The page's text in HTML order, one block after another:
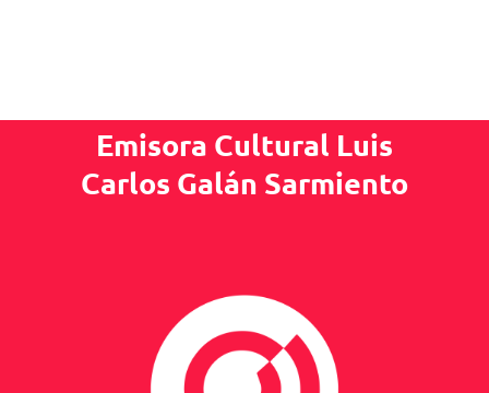
Emisora Cultural Luis
Carlos Galán Sarmiento